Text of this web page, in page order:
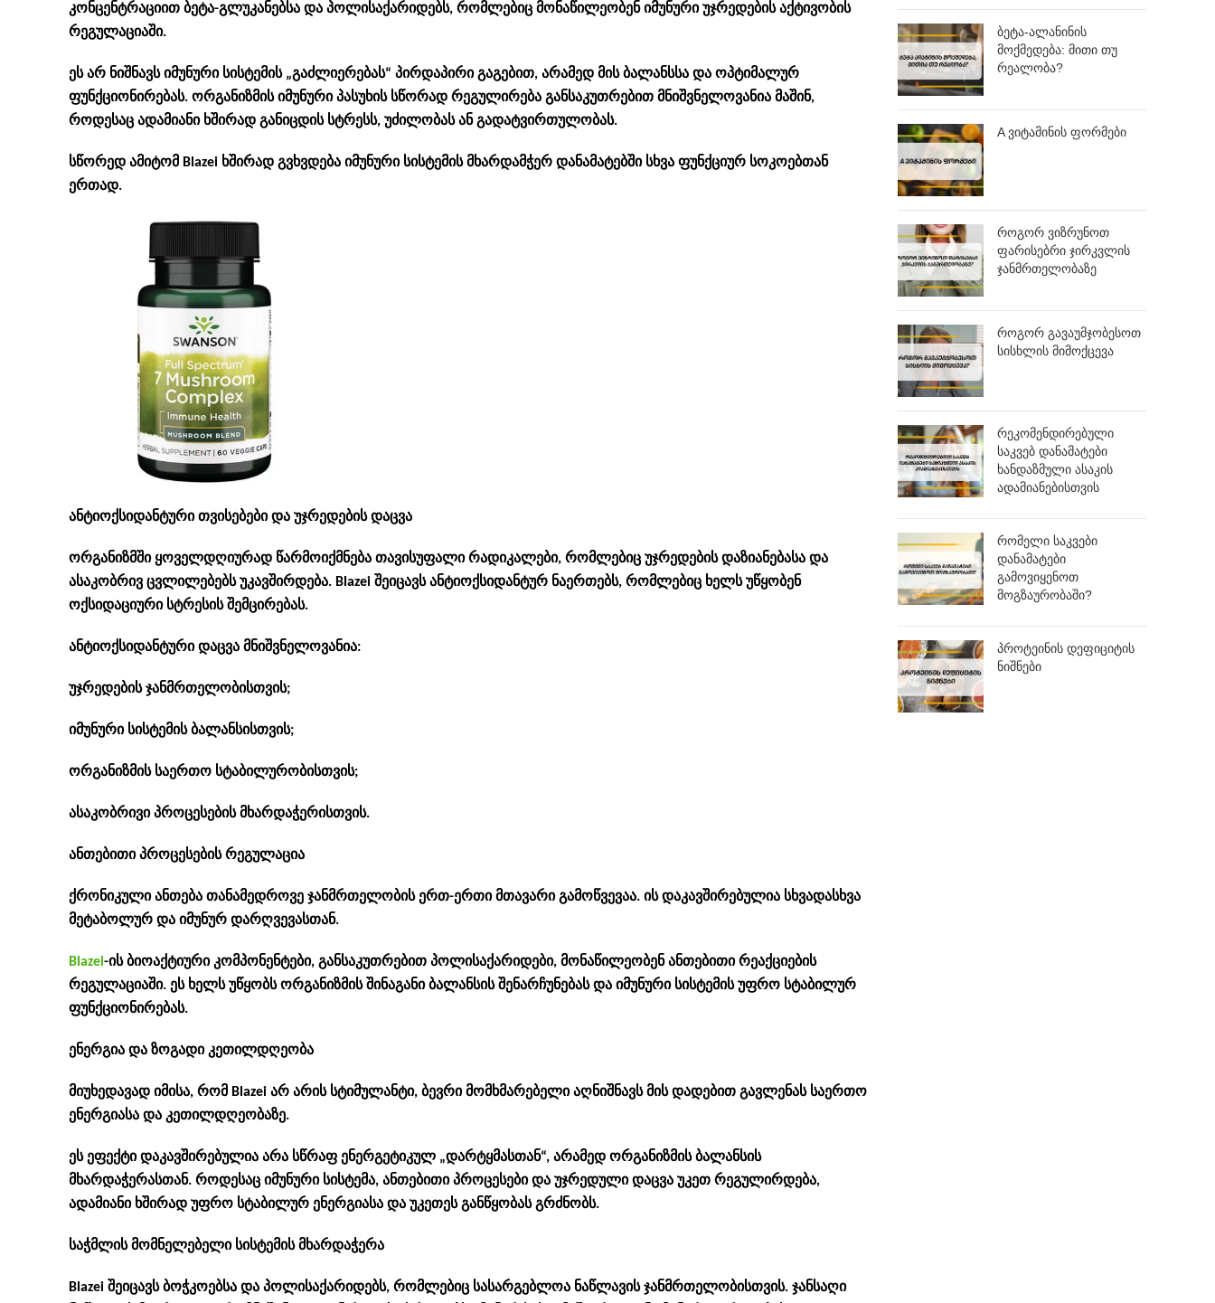
კონცენტრაციით ბეტა-გლუკანებსა და პოლისაქარიდებს, რომლებიც მონაწილეობენ იმუნური უჯრედების აქტივობის
რეგულაციაში.
ეს არ ნიშნავს იმუნური სისტემის „გაძლიერებას“ პირდაპირი გაგებით, არამედ მის ბალანსსა და ოპტიმალურ
ფუნქციონირებას. ორგანიზმის იმუნური პასუხის სწორად რეგულირება განსაკუთრებით მნიშვნელოვანია მაშინ,
როდესაც ადამიანი ხშირად განიცდის სტრესს, უძილობას ან გადატვირთულობას.
სწორედ ამიტომ Blazei ხშირად გვხვდება იმუნური სისტემის მხარდამჭერ დანამატებში სხვა ფუნქციურ სოკოებთან
ერთად.
ანტიოქსიდანტური თვისებები და უჯრედების დაცვა
ორგანიზმში ყოველდღიურად წარმოიქმნება თავისუფალი რადიკალები, რომლებიც უჯრედების დაზიანებასა და
ასაკობრივ ცვლილებებს უკავშირდება. Blazei შეიცავს ანტიოქსიდანტურ ნაერთებს, რომლებიც ხელს უწყობენ
ოქსიდაციური სტრესის შემცირებას.
ანტიოქსიდანტური დაცვა მნიშვნელოვანია:
უჯრედების ჯანმრთელობისთვის;
იმუნური სისტემის ბალანსისთვის;
ორგანიზმის საერთო სტაბილურობისთვის;
ასაკობრივი პროცესების მხარდაჭერისთვის.
ანთებითი პროცესების რეგულაცია
ქრონიკული ანთება თანამედროვე ჯანმრთელობის ერთ-ერთი მთავარი გამოწვევაა. ის დაკავშირებულია სხვადასხვა
მეტაბოლურ და იმუნურ დარღვევასთან.
Blazei-ის ბიოაქტიური კომპონენტები, განსაკუთრებით პოლისაქარიდები, მონაწილეობენ ანთებითი რეაქციების
რეგულაციაში. ეს ხელს უწყობს ორგანიზმის შინაგანი ბალანსის შენარჩუნებას და იმუნური სისტემის უფრო სტაბილურ
ფუნქციონირებას.
ენერგია და ზოგადი კეთილდღეობა
მიუხედავად იმისა, რომ Blazei არ არის სტიმულანტი, ბევრი მომხმარებელი აღნიშნავს მის დადებით გავლენას საერთო
ენერგიასა და კეთილდღეობაზე.
ეს ეფექტი დაკავშირებულია არა სწრაფ ენერგეტიკულ „დარტყმასთან“, არამედ ორგანიზმის ბალანსის
მხარდაჭერასთან. როდესაც იმუნური სისტემა, ანთებითი პროცესები და უჯრედული დაცვა უკეთ რეგულირდება,
ადამიანი ხშირად უფრო სტაბილურ ენერგიასა და უკეთეს განწყობას გრძნობს.
საჭმლის მომნელებელი სისტემის მხარდაჭერა
Blazei შეიცავს ბოჭკოებსა და პოლისაქარიდებს, რომლებიც სასარგებლოა ნაწლავის ჯანმრთელობისთვის. ჯანსაღი
ბეტა-ალანინის
მოქმედება: მითი თუ
რეალობა?
A ვიტამინის ფორმები
როგორ ვიზრუნოთ
ფარისებრი ჯირკვლის
ჯანმრთელობაზე
როგორ გავაუმჯობესოთ
სისხლის მიმოქცევა
რეკომენდირებული
საკვებ დანამატები
ხანდაზმული ასაკის
ადამიანებისთვის
რომელი საკვები
დანამატები
გამოვიყენოთ
მოგზაურობაში?
პროტეინის დეფიციტის
ნიშნები